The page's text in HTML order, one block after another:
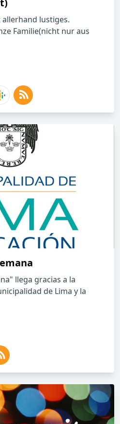
lustiges.
Familie(nicht nur aus
llega gracias a la
de Lima y la